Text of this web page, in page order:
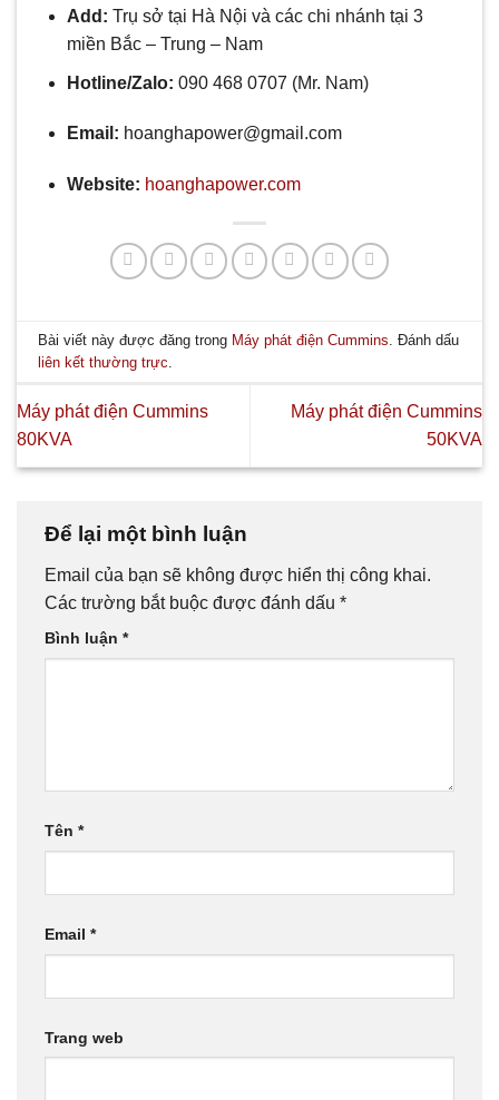
Add: Trụ sở tại Hà Nội và các chi nhánh tại 3
miền Bắc – Trung – Nam
Hotline/Zalo: 090 468 0707 (Mr. Nam)
Email: hoanghapower@gmail.com
Website: hoanghapower.com
Bài viết này được đăng trong Máy phát điện Cummins . Đánh dấu
liên kết thường trực
Máy phát điện Cummins
80KVA
Máy phát điện Cummins
50KVA
Để lại một bình luận
Email của bạn sẽ không được hiển thị công khai.
Các trường bắt buộc được đánh dấu *
Bình luận *
Tên *
Email *
Trang web